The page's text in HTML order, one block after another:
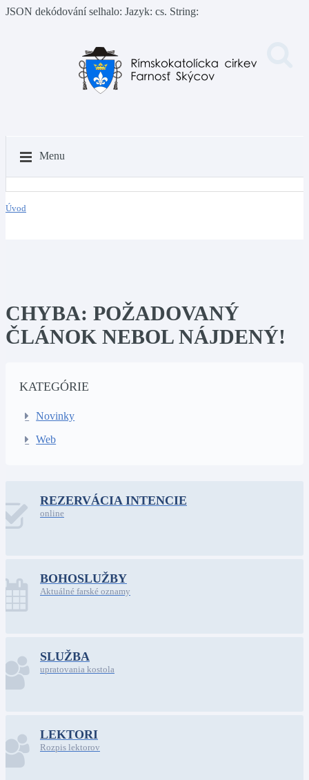
JSON dekódování selhalo: Jazyk: cs. String:
Menu
Úvod
CHYBA: POŽADOVANÝ
ČLÁNOK NEBOL NÁJDENÝ!
KATEGÓRIE
Novinky
Web
REZERVÁCIA INTENCIE
online
BOHOSLUŽBY
Aktuálné farské oznamy
SLUŽBA
upratovania kostola
LEKTORI
Rozpis lektorov